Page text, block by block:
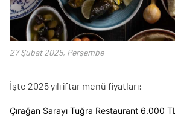
27 Şubat 2025, Perşembe
İşte 2025 yılı iftar menü fiyatları:
Çırağan Sarayı Tuğra Restaurant 6.000 TL